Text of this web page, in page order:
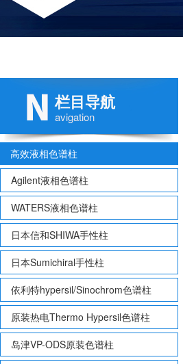
栏目导航
avigation
高效液相色谱柱
Agilent液相色谱柱
WATERS液相色谱柱
日本信和SHIWA手性柱
日本Sumichiral手性柱
依利特hypersil/Sinochrom色谱柱
原装热电Thermo Hypersil色谱柱
岛津VP-ODS原装色谱柱